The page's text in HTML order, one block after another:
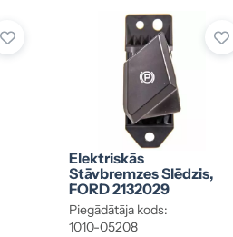
Elektriskās
Stāvbremzes Slēdzis,
FORD 2132029
Piegādātāja kods:
1010-05208